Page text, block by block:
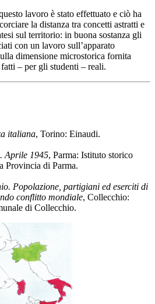
lavoro è stato effettuato e ciò ha
la distanza tra concetti astratti e
sul territorio: in buona sostanza gli
con un lavoro sull’apparato
dimensione microstorica fornita
– per gli studenti – reali.
italiana, Torino: Einaudi.
Aprile 1945, Parma: Istituto storico
Provincia di Parma.
Popolazione, partigiani ed eserciti di
conflitto mondiale, Collecchio:
di Collecchio.